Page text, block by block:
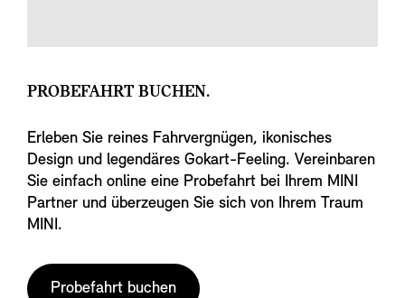
PROBEFAHRT BUCHEN.
Erleben Sie reines Fahrvergnügen, ikonisches
Design und legendäres Gokart-Feeling. Vereinbaren
Sie einfach online eine Probefahrt bei Ihrem MINI
Partner und überzeugen Sie sich von Ihrem Traum
MINI.
Probefahrt buchen